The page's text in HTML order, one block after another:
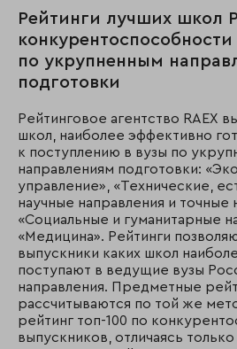
Рейтинги лучших школ
по укрупненным
подготовки
Рейтинговое агентство RAEX
школ, наиболее эффективно
к поступлению в вузы по
направлениям подготовки:
управление», «Технические,
научные направления и точные
«Социальные и гуманитарные
«Медицина». Рейтинги
выпускники каких школ
поступают в ведущие вузы
направления. Предметные
рассчитываются по той же
рейтинг топ-100 по
выпускников, отличаясь